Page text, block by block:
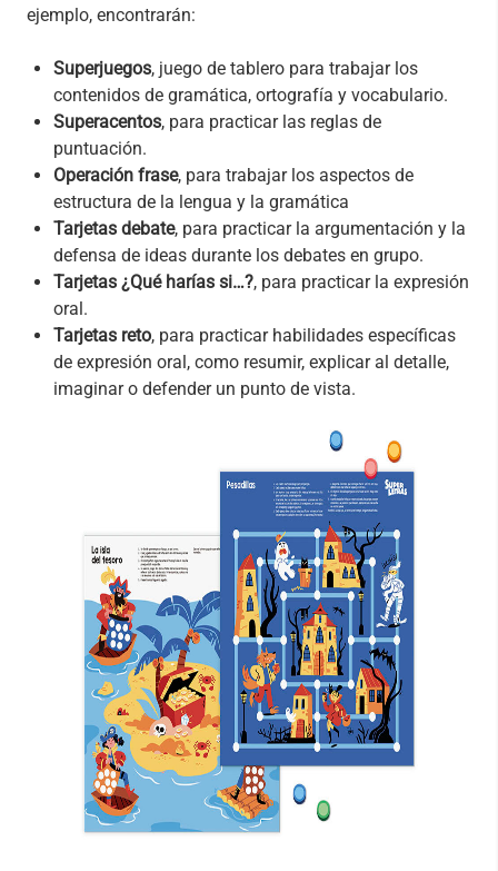
ejemplo, encontrarán:
Superjuegos, juego de tablero para trabajar los
contenidos de gramática, ortografía y vocabulario.
Superacentos, para practicar las reglas de
puntuación.
Operación frase, para trabajar los aspectos de
estructura de la lengua y la gramática
Tarjetas debate, para practicar la argumentación y la
defensa de ideas durante los debates en grupo.
Tarjetas ¿Qué harías si…?, para practicar la expresión
oral.
Tarjetas reto, para practicar habilidades específicas
de expresión oral, como resumir, explicar al detalle,
imaginar o defender un punto de vista.